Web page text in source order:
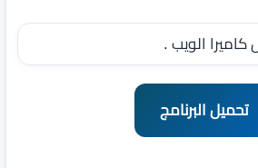
الويب .
تحميل البرنامج